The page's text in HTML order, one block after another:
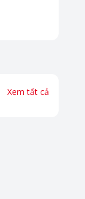
Xem tất cả